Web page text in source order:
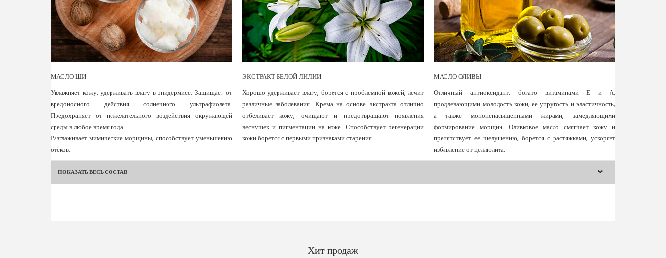
МАСЛО ШИ
Увлажняет кожу, удерживать влагу в эпидермисе. Защищает от
вредоносного действия солнечного ультрафиолета.
Предохраняет от нежелательного воздействия окружающей
среды в любое время года.
Разглаживает мимические морщины, способствует уменьшению
отёков.
ЭКСТРАКТ БЕЛОЙ ЛИЛИИ
Хорошо удерживает влагу, борется с проблемной кожей, лечит
различные заболевания. Крема на основе экстракта отлично
отбеливает кожу, очищают и предотвращают появления
веснушек и пигментации на коже. Способствует регенерации
кожи борется с первыми признаками старения.
МАСЛО ОЛИВЫ
Отличный антиоксидант, богато витаминами Е и А,
продлевающими молодость кожи, ее упругость и эластичность,
а также мононенасыщенными жирами, замедляющими
формирование морщин. Оливковое масло смягчает кожу и
препятствует ее шелушению, борется с растяжками, ускоряет
избавление от целлюлита.
ПОКАЗАТЬ ВЕСЬ СОСТАВ
Хит продаж